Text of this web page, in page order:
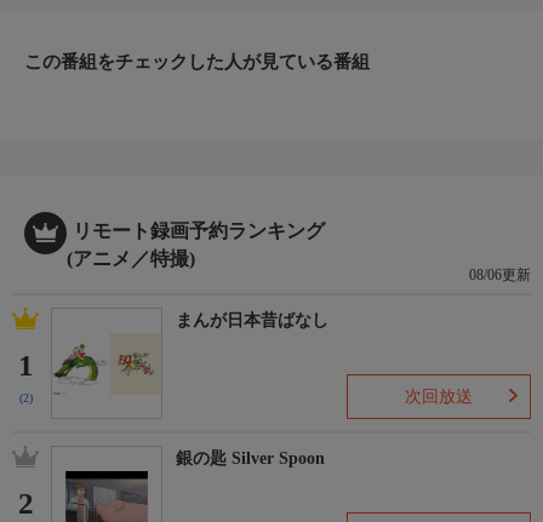
た2匹は、火星人の女の子ピープの助けで何とか逃げ出すが…。
この番組をチェックした人が見ている番組
リモート録画予約ランキング
(アニメ／特撮)
08/06更新
1
(2)
まんが日本昔ばなし
次回放送
2
銀の匙 Silver Spoon